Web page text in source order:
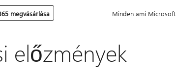
megvásárlása Minden ami Microsoft
előzmények